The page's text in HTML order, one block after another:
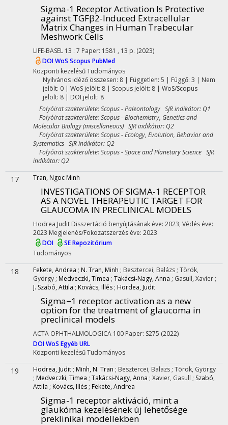
Sigma-1 Receptor Activation Is Protective
against TGFβ2-Induced Extracellular
Matrix Changes in Human Trabecular
Meshwork Cells
LIFE-BASEL 13 : 7 Paper: 1581 , 13 p. (2023)
DOIWoS Scopus PubMed
Központi kezelésűTudományos
Nyilvános idéző összesen: 8| Független: 5 | Függő: 3 | Nem
jelölt: 0 | WoS jelölt: 8 | Scopus jelölt: 8 | WoS/Scopus
jelölt: 8 | DOI jelölt: 8
Folyóirat szakterülete: Scopus - Paleontology SJR indikátor: Q1
Folyóirat szakterülete: Scopus - Biochemistry, Genetics and
Molecular Biology (miscellaneous) SJR indikátor: Q2
Folyóirat szakterülete: Scopus - Ecology, Evolution, Behavior and
Systematics SJR indikátor: Q2
Folyóirat szakterülete: Scopus - Space and Planetary Science SJR
indikátor: Q2
17 Tran, Ngoc Minh
INVESTIGATIONS OF SIGMA-1 RECEPTOR
AS A NOVEL THERAPEUTIC TARGET FOR
GLAUCOMA IN PRECLINICAL MODELS
Hodrea Judit Disszertáció benyújtásának éve: 2023, Védés éve:
2023 Megjelenés/Fokozatszerzés éve: 2023
DOI
SE Repozitórium
Tudományos
18 Fekete, Andrea ; N. Tran, Minh ; Besztercei, Balázs ; Török,
György ; Medveczki, Tímea ; Takácsi‐Nagy, Anna ; Gasull, Xavier ;
J. Szabó, Attila ; Kovács, Illés ; Hordea, Judit
Sigma−1 receptor activation as a new
option for the treatment of glaucoma in
preclinical models
ACTA OPHTHALMOLOGICA 100 Paper: S275 (2022)
DOIWoS Egyéb URL
Központi kezelésűTudományos
19 Hodrea, Judit ; Minh, N. Tran ; Besztercei, Balazs ; Török, György
; Medveczki, Timea ; Takácsi-Nagy, Anna ; Xavier, Gasull ; Szabó,
Attila ; Kovács, Illés ; Fekete, Andrea
Sigma-1 receptor aktiváció, mint a
glaukóma kezelésének új lehetősége
preklinikai modellekben